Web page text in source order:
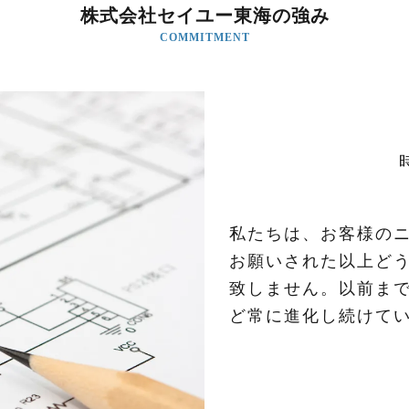
株式会社セイユー東海の強み
COMMITMENT
私たちは、お客様の
お願いされた以上ど
致しません。以前ま
ど常に進化し続けて